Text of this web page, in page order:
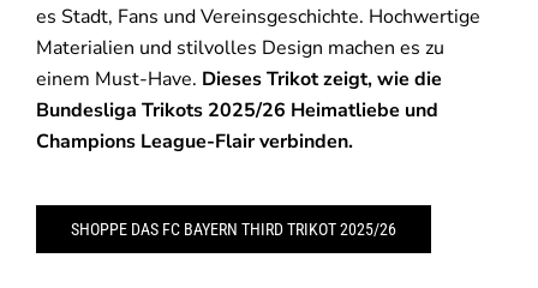
es Stadt, Fans und Vereinsgeschichte. Hochwertige
Materialien und stilvolles Design machen es zu
einem Must-Have. Dieses Trikot zeigt, wie die
Bundesliga Trikots 2025/26 Heimatliebe und
Champions League-Flair verbinden.
SHOPPE DAS FC BAYERN THIRD TRIKOT 2025/26